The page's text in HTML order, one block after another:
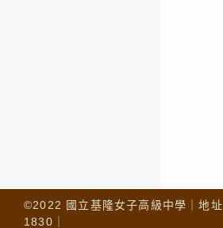
©2022 國立基隆女子高級中學｜地
1830｜